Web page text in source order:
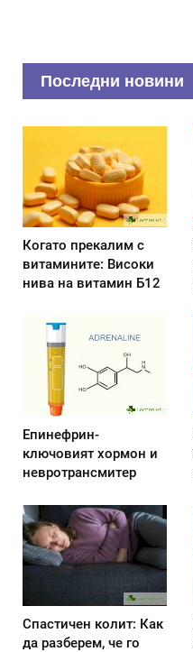
Последни новини
Когато прекалим с
витамините: Високи
нива на витамин Б12
Епинефрин-
ключовият хормон и
невротрансмитер
Спастичен колит: Как
да разберем, че го